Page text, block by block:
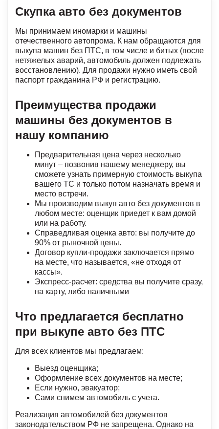
Скупка авто без документов
Мы принимаем иномарки и машины
отечественного автопрома. К нам обращаются для
выкупа машин без ПТС, в том числе и битых (после
нетяжелых аварий, автомобиль должен подлежать
восстановлению). Для продажи нужно иметь свой
паспорт гражданина РФ и регистрацию.
Преимущества продажи
машины без документов в
нашу компанию
Предварительная цена через несколько
минут – позвонив нашему менеджеру, вы
сможете узнать примерную стоимость выкупа
вашего ТС и только потом назначать время и
место встречи.
Мы производим выкуп авто без документов в
любом месте: оценщик приедет к вам домой
или на работу.
Справедливая оценка авто: вы получите до
90% от рыночной цены.
Договор купли-продажи заключается прямо
на месте, что называется, «не отходя от
кассы».
Экспресс-расчет: средства вы получите сразу,
на карту, либо наличными
Что предлагается бесплатно
при выкупе авто без ПТС
Для всех клиентов мы предлагаем:
Выезд оценщика;
Оформление всех документов на месте;
Если нужно, эвакуатор;
Сами снимем автомобиль с учета.
Реализация автомобилей без документов
законодательством РФ не запрещена. Однако на